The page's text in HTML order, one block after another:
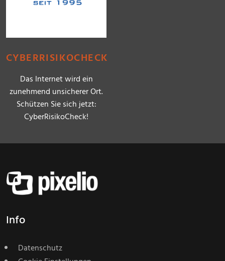
CYBERRISIKOCHECK
Das Internet wird ein
zunehmend unsicherer Ort.
Schützen Sie sich jetzt:
CyberRisikoCheck!
Info
Datenschutz